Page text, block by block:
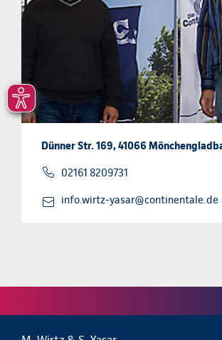
Dünner Str. 169, 41066
02161 8209731
info.wirtz-yasar@continentale.de